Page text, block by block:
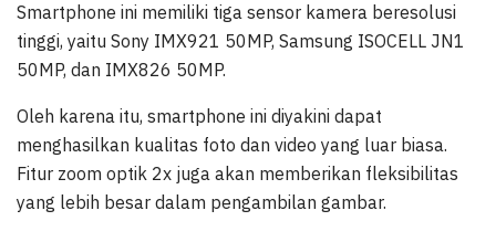
Smartphone ini memiliki tiga sensor kamera beresolusi
tinggi, yaitu Sony IMX921 50MP, Samsung ISOCELL JN1
50MP, dan IMX826 50MP.
Oleh karena itu, smartphone ini diyakini dapat
menghasilkan kualitas foto dan video yang luar biasa.
Fitur zoom optik 2x juga akan memberikan fleksibilitas
yang lebih besar dalam pengambilan gambar.